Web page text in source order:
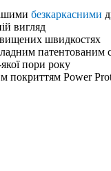
безкаркасними
вигляд
швидкостях
патентованим
пори року
покриттям Power